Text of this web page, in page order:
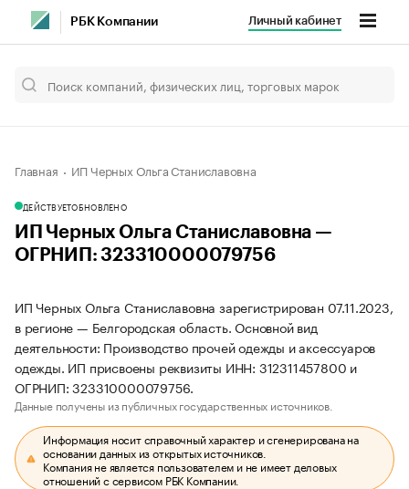
РБК Компании Личный кабинет
Главная ИП Черных Ольга Станиславовна
ДЕЙСТВУЕТОБНОВЛЕНО
ИП Черных Ольга Станиславовна —
ОГРНИП: 323310000079756
ИП Черных Ольга Станиславовна зарегистрирован 07.11.2023,
в регионе — Белгородская область. Основной вид
деятельности: Производство прочей одежды и аксессуаров
одежды. ИП присвоены реквизиты ИНН: 312311457800 и
ОГРНИП: 323310000079756.
Данные получены из публичных государственных источников.
Информация носит справочный характер и сгенерирована на
основании данных из открытых источников.
Компания не является пользователем и не имеет деловых
отношений с сервисом РБК Компании.